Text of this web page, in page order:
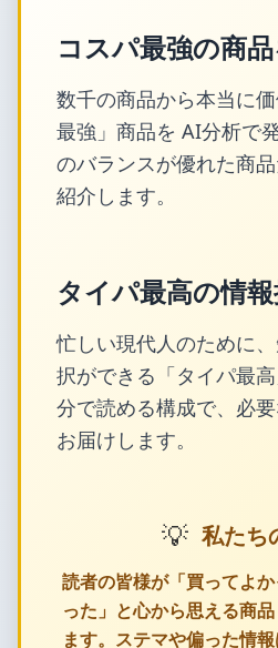
コスパ最強の商
数千の商品から本当に
最強」商品を AI分析で
のバランスが優れた商
紹介します。
タイパ最高の情
忙しい現代人のために
択ができる「タイパ最
分で読める構成で、必
お届けします。
💡 私たち
読者の皆様が「買ってよ
った」と心から思える商
ます。ステマや偏った情